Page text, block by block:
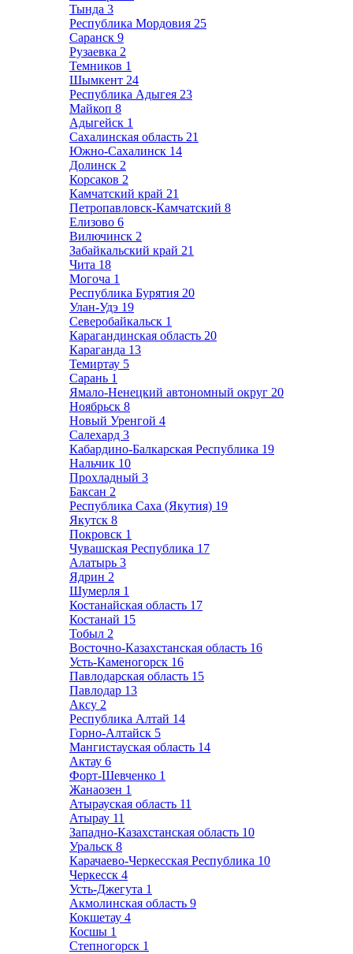
Тында 3
Республика Мордовия 25
Саранск 9
Рузаевка 2
Темников 1
Шымкент 24
Республика Адыгея 23
Майкоп 8
Адыгейск 1
Сахалинская область 21
Южно-Сахалинск 14
Долинск 2
Корсаков 2
Камчатский край 21
Петропавловск-Камчатский 8
Елизово 6
Вилючинск 2
Забайкальский край 21
Чита 18
Могоча 1
Республика Бурятия 20
Улан-Удэ 19
Северобайкальск 1
Карагандинская область 20
Караганда 13
Темиртау 5
Сарань 1
Ямало-Ненецкий автономный округ 20
Ноябрьск 8
Новый Уренгой 4
Салехард 3
Кабардино-Балкарская Республика 19
Нальчик 10
Прохладный 3
Баксан 2
Республика Саха (Якутия) 19
Якутск 8
Покровск 1
Чувашская Республика 17
Алатырь 3
Ядрин 2
Шумерля 1
Костанайская область 17
Костанай 15
Тобыл 2
Восточно-Казахстанская область 16
Усть-Каменогорск 16
Павлодарская область 15
Павлодар 13
Аксу 2
Республика Алтай 14
Горно-Алтайск 5
Мангистауская область 14
Актау 6
Форт-Шевченко 1
Жанаозен 1
Атырауская область 11
Атырау 11
Западно-Казахстанская область 10
Уральск 8
Карачаево-Черкесская Республика 10
Черкесск 4
Усть-Джегута 1
Акмолинская область 9
Кокшетау 4
Косшы 1
Степногорск 1